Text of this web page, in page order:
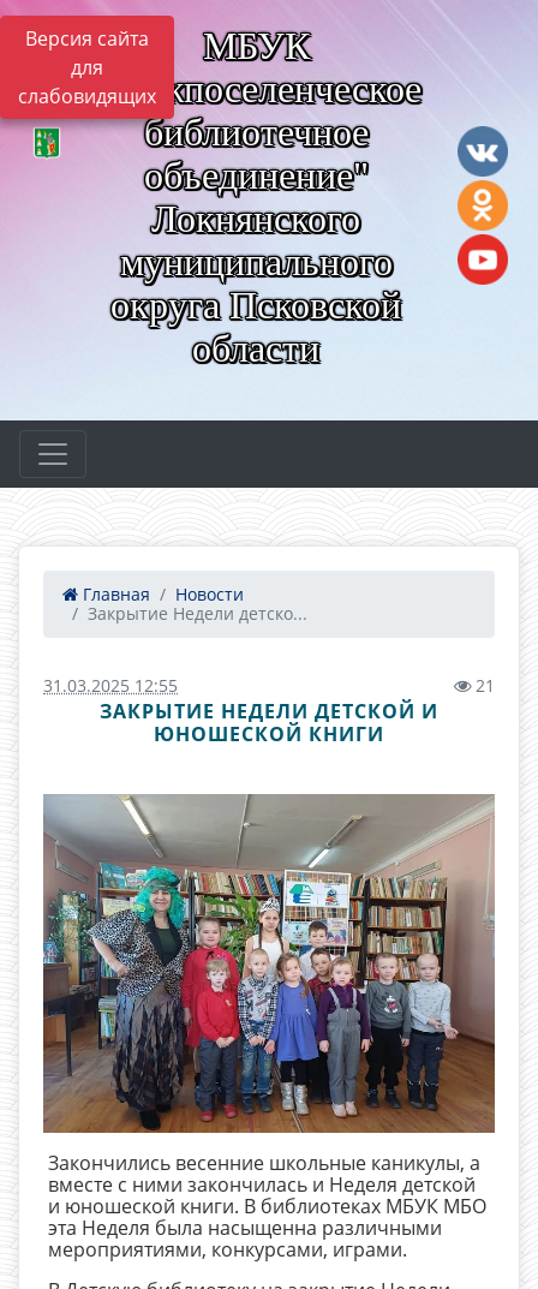
Версия сайта
для
слабовидящих
МБУК
"Межпоселенческое
библиотечное
объединение"
Локнянского
муниципального
округа Псковской
области
Главная
Новости
Закрытие Недели детско...
31.03.2025 12:55 21
ЗАКРЫТИЕ НЕДЕЛИ ДЕТСКОЙ И
ЮНОШЕСКОЙ КНИГИ
Закончились весенние школьные каникулы, а
вместе с ними закончилась и Неделя детской
и юношеской книги. В библиотеках МБУК МБО
эта Неделя была насыщенна различными
мероприятиями, конкурсами, играми.